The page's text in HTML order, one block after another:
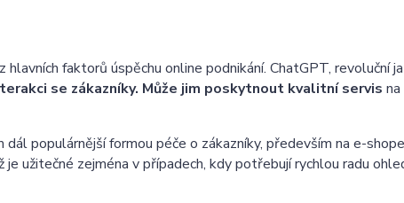
hlavních faktorů úspěchu online podnikání. ChatGPT, revoluční
se zákazníky. Může jim poskytnout kvalitní servis
dál populárnější formou péče o zákazníky, především na e-
užitečné zejména v případech, kdy potřebují rychlou radu